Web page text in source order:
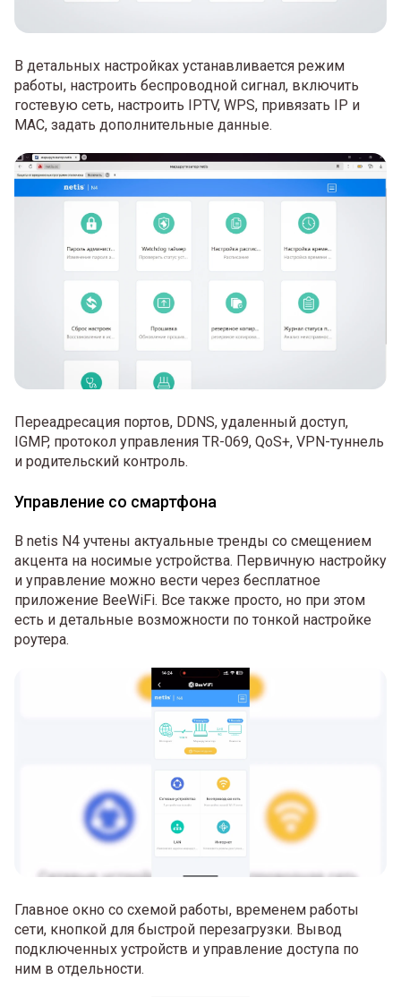
В детальных настройках устанавливается режим
работы, настроить беспроводной сигнал, включить
гостевую сеть, настроить IPTV, WPS, привязать IP и
MAC, задать дополнительные данные.
Переадресация портов, DDNS, удаленный доступ,
IGMP, протокол управления TR-069, QoS+, VPN-туннель
и родительский контроль.
Управление со смартфона
В netis N4 учтены актуальные тренды со смещением
акцента на носимые устройства. Первичную настройку
и управление можно вести через бесплатное
приложение BeeWiFi. Все также просто, но при этом
есть и детальные возможности по тонкой настройке
роутера.
Главное окно со схемой работы, временем работы
сети, кнопкой для быстрой перезагрузки. Вывод
подключенных устройств и управление доступа по
ним в отдельности.